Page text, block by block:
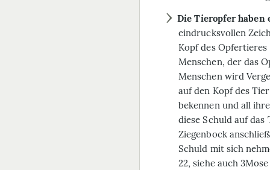
Die Tieropfer haben
eindrucksvollen
Kopf des
Menschen, der das
Menschen wird
auf den Kopf des
bekennen und all
diese Schuld auf
Ziegenbock
Schuld mit sich
22, siehe auch 3Mose